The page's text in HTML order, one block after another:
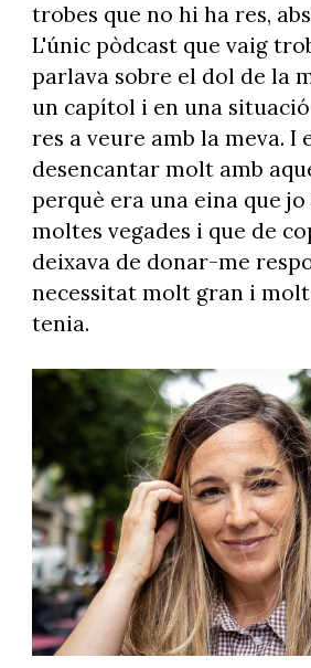
trobes que no hi ha res,
L'únic pòdcast que vaig
parlava sobre el dol de la
un capítol i en una
res a veure amb la meva. I
desencantar molt amb
perquè era una eina que
moltes vegades i que de
deixava de donar-me
necessitat molt gran i
tenia.